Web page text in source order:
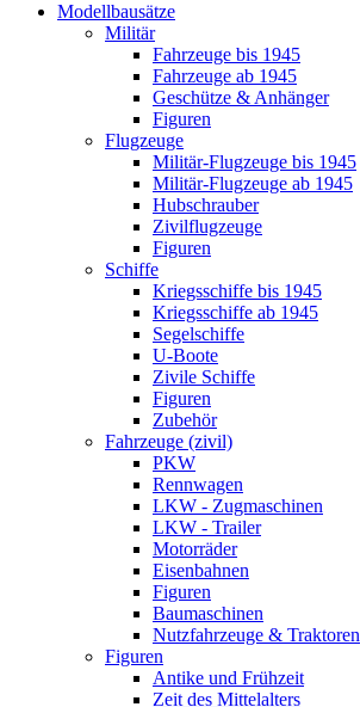
Modellbausätze
Militär
Fahrzeuge bis 1945
Fahrzeuge ab 1945
Geschütze & Anhänger
Figuren
Flugzeuge
Militär-Flugzeuge bis 1945
Militär-Flugzeuge ab 1945
Hubschrauber
Zivilflugzeuge
Figuren
Schiffe
Kriegsschiffe bis 1945
Kriegsschiffe ab 1945
Segelschiffe
U-Boote
Zivile Schiffe
Figuren
Zubehör
Fahrzeuge (zivil)
PKW
Rennwagen
LKW - Zugmaschinen
LKW - Trailer
Motorräder
Eisenbahnen
Figuren
Baumaschinen
Nutzfahrzeuge & Traktoren
Figuren
Antike und Frühzeit
Zeit des Mittelalters